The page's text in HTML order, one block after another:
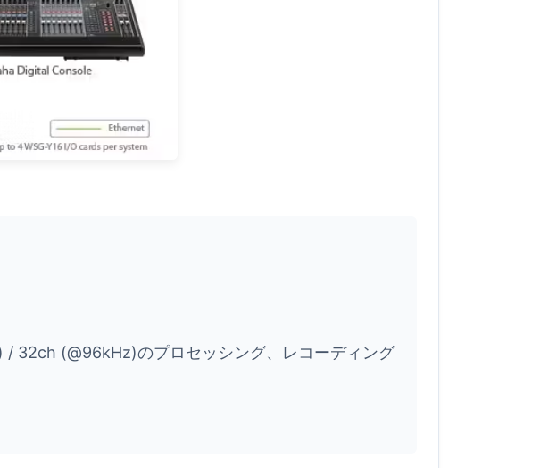
32ch (@96kHz)のプロセッシング、レコーディング